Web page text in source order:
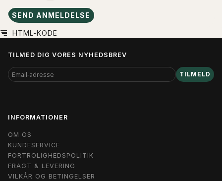
SEND ANMELDELSE
HTML-KODE
TILMED DIG VORES NYHEDSBREV
EMAIL-
ADRESSE
TILMELD
INFORMATIONER
OM OS
KUNDESERVICE
FORTROLIGHEDSPOLITIK
FRAGT & LEVERING
VILKÅR OG BETINGELSER